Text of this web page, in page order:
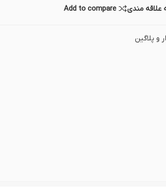
پروژه اماده تبلیغاتی عروسی
علاقه مندی Add to compare
و پلاگین